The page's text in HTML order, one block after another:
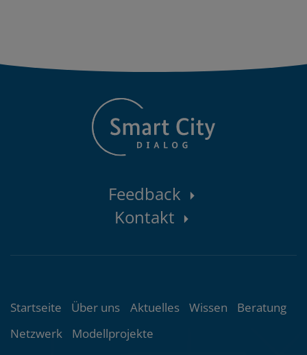
Kontaktbereich
Feedback
Kontakt
Themenübersicht
Startseite Über uns Aktuelles Wissen
Beratung
Netzwerk
Modellprojekte